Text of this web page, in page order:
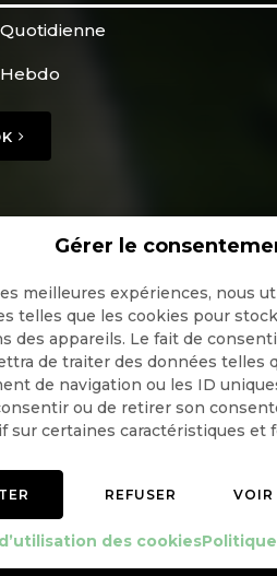
Gérer le
meilleures expériences, nous
telles que les cookies pour
des appareils. Le fait de
de traiter des données telles
de navigation ou les ID
ou de retirer son
sur certaines caractéristiques et
REFUSER VOIR
des cookies
Quotidienne
Hebdo
des cookies
Gérer le